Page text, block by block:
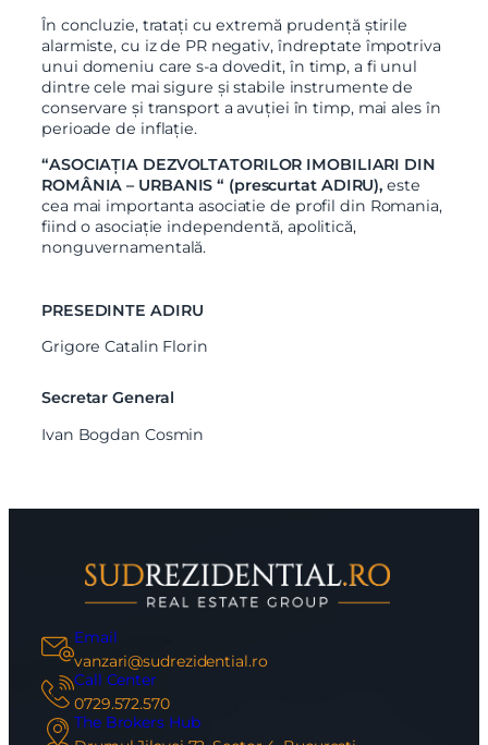
În concluzie, tratați cu extremă prudență știrile
alarmiste, cu iz de PR negativ, îndreptate împotriva
unui domeniu care s-a dovedit, în timp, a fi unul
dintre cele mai sigure și stabile instrumente de
conservare și transport a avuției în timp, mai ales în
perioade de inflație.
“ASOCIAȚIA DEZVOLTATORILOR IMOBILIARI DIN
ROMÂNIA – URBANIS “ (prescurtat ADIRU),este
cea mai importanta asociatie de profil din Romania,
fiind o asociație independentă, apolitică,
nonguvernamentală.
PRESEDINTE ADIRU
Grigore Catalin Florin
Secretar General
Ivan Bogdan Cosmin
Email
vanzari@sudrezidential.ro
Call Center
0729.572.570
The Brokers Hub